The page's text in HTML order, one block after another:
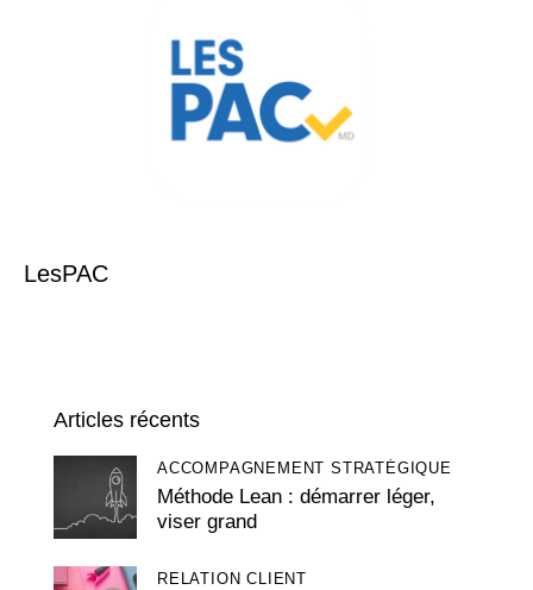
LesPAC
Articles récents
ACCOMPAGNEMENT STRATÉGIQUE
Méthode Lean : démarrer léger,
viser grand
RELATION CLIENT